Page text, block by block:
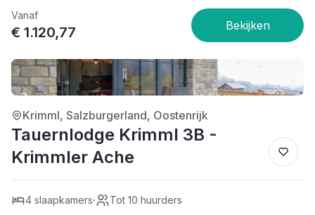
Vanaf
€ 1.120,77
4/5
Krimml, Salzburgerland, Oostenrijk
Tauernlodge Krimml 3B -
Krimmler Ache
4 slaapkamers· Tot 10 huurders